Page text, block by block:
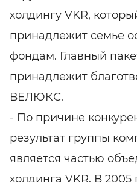
холдингу VKR,
принадлежит семье
фондам. Главный
принадлежит
ВЕЛЮКС.
- По причине
результат группы
является частью
холдинга VKR. В 2005